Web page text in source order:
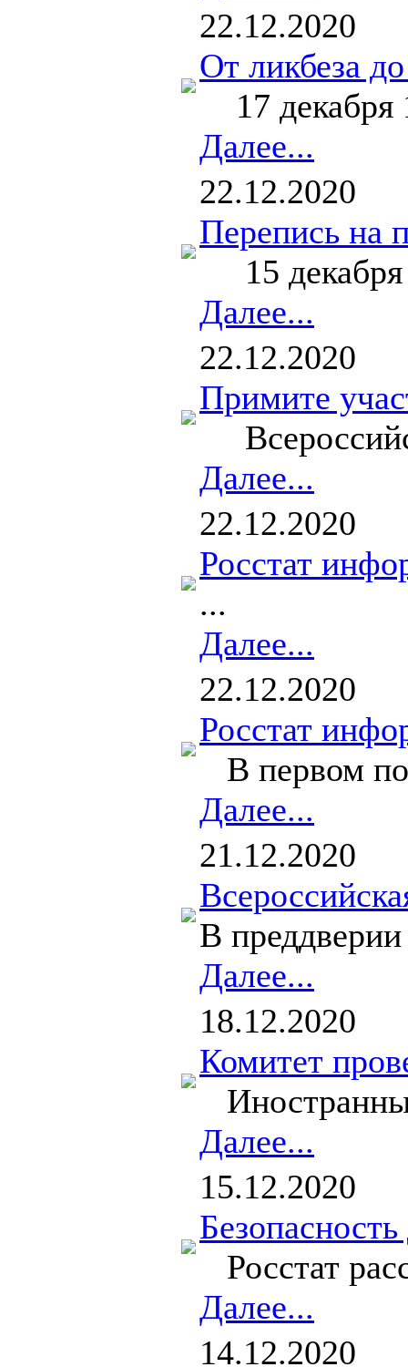
22.12.2020
От ликбеза
17 декабря
Далее...
22.12.2020
Перепись на
15 декабря
Далее...
22.12.2020
Примите
Далее...
22.12.2020
Росстат
...
Далее...
22.12.2020
Росстат
В первом
Далее...
21.12.2020
В
Далее...
18.12.2020
Комитет
Далее...
15.12.2020
Росстат
Далее...
14.12.2020